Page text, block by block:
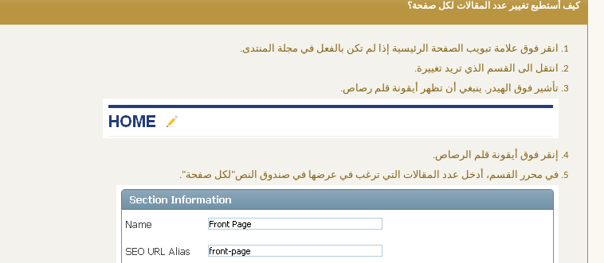
كيف أستطيع تغيير عدد المقالات لكل صفحة؟
انقر فوق علامة تبويب الصفحة الرئيسية إذا لم تكن بالفعل في مجلة المنتدى.
انتقل الى القسم الذي تريد تغييرة.
تأشير فوق الهيدر. ينبغي أن تظهر أيقونة قلم رصاص.
إنقر فوق أيقونة قلم الرصاص.
في محرر القسم، أدخل عدد المقالات التي ترغب في عرضها في صندوق النص"لكل صفحة".